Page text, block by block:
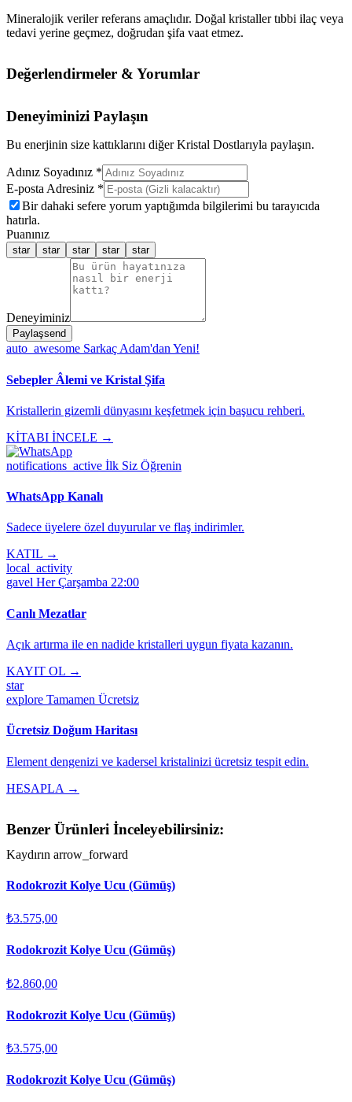
Mineralojik veriler referans amaçlıdır. Doğal kristaller tıbbi ilaç veya
tedavi yerine geçmez, doğrudan şifa vaat etmez.
Değerlendirmeler & Yorumlar
Deneyiminizi Paylaşın
Bu enerjinin size kattıklarını diğer Kristal Dostlarıyla paylaşın.
Adınız Soyadınız *
E-posta Adresiniz *
Bir dahaki sefere yorum yaptığımda bilgilerimi bu tarayıcıda
hatırla.
Puanınız
star star star star star
Deneyiminiz
Paylaşsend
auto_awesome Sarkaç Adam'dan Yeni!
Sebepler Âlemi ve Kristal Şifa
Kristallerin gizemli dünyasını keşfetmek için başucu rehberi.
KİTABI İNCELE →
notifications_active İlk Siz Öğrenin
WhatsApp Kanalı
Sadece üyelere özel duyurular ve flaş indirimler.
KATIL →
local_activity
gavel Her Çarşamba 22:00
Canlı Mezatlar
Açık artırma ile en nadide kristalleri uygun fiyata kazanın.
KAYIT OL →
star
explore Tamamen Ücretsiz
Ücretsiz Doğum Haritası
Element dengenizi ve kadersel kristalinizi ücretsiz tespit edin.
HESAPLA →
Benzer Ürünleri İnceleyebilirsiniz:
Kaydırın arrow_forward
Rodokrozit Kolye Ucu (Gümüş)
₺3.575,00
Rodokrozit Kolye Ucu (Gümüş)
₺2.860,00
Rodokrozit Kolye Ucu (Gümüş)
₺3.575,00
Rodokrozit Kolye Ucu (Gümüş)